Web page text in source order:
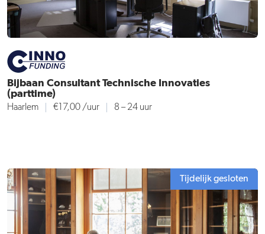
Bijbaan Consultant Technische Innovaties
(parttime)
Haarlem €17,00/uur 8 – 24 uur
Tijdelijk gesloten